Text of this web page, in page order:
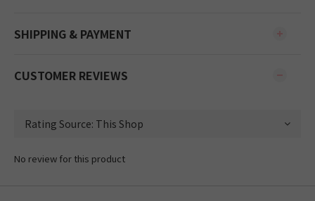
SHIPPING & PAYMENT
CUSTOMER REVIEWS
No review for this product